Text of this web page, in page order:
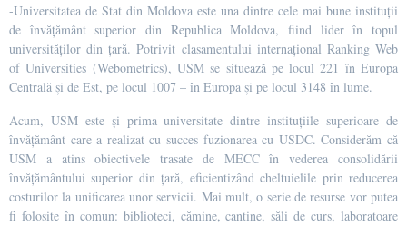
-Universitatea de Stat din Moldova este una dintre cele mai bune instituţii
de învăţământ superior din Republica Moldova, fiind lider în topul
universităților din țară. Potrivit clasamentului internaţional Ranking Web
of Universities (Webometrics), USM se situează pe locul 221 în Europa
Centrală şi de Est, pe locul 1007 – în Europa şi pe locul 3148 în lume.
Acum, USM este și prima universitate dintre instituțiile superioare de
învățământ care a realizat cu succes fuzionarea cu USDC. Considerăm că
USM a atins obiectivele trasate de MECC în vederea consolidării
învățământului superior din țară, eficientizând cheltuielile prin reducerea
costurilor la unificarea unor servicii. Mai mult, o serie de resurse vor putea
fi folosite în comun: biblioteci, cămine, cantine, săli de curs, laboratoare